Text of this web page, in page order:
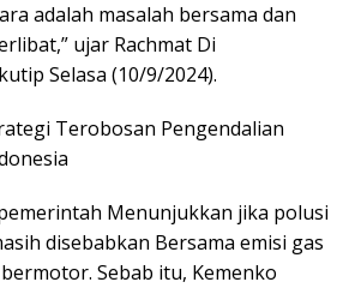
adalah masalah bersama dan
ujar Rachmat Di
Selasa (10/9/2024).
Terobosan Pengendalian
Menunjukkan jika polusi
disebabkan Bersama emisi gas
Sebab itu, Kemenko